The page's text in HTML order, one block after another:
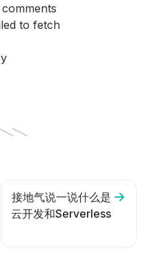
to fetch
接地气说一说什么是
云开发和Serverless